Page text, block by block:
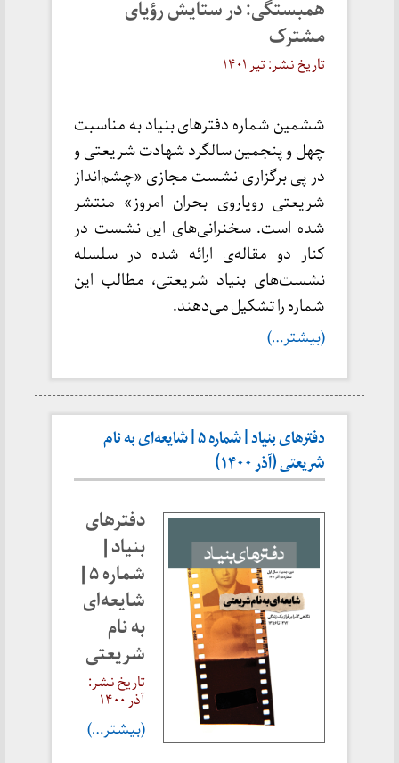
همبستگی: در ستایش رؤیای
مشترک
تاریخ نشر: تیر ۱۴۰۱
ششمین شماره دفترهای بنیاد به مناسبت
چهل و پنجمین سالگرد شهادت شریعتی و
در پی برگزاری نشست مجازی «چشم‌انداز
شریعتی رویاروی بحران امروز» منتشر
شده است. سخنرانی‌های این نشست در
کنار دو مقاله‌ی ارائه شده در سلسله‌
نشست‌های بنیاد شریعتی،‌ مطالب این
شماره را تشکیل می‌دهند.
(بیشتر…)
دفترهای بنیاد | شماره ۵ | شایعه‌ای به نام
شریعتی (آذر ۱۴۰۰)
دفترهای
بنیاد |
شماره ۵ |
شایعه‌ای
به نام
شریعتی
تاریخ نشر:
آذر ۱۴۰۰
(بیشتر…)